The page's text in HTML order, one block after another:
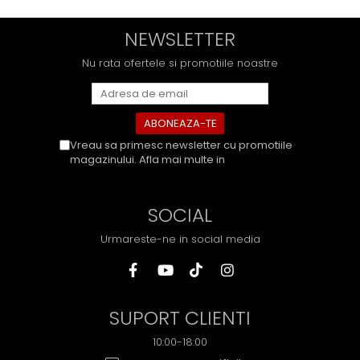
NEWSLETTER
Nu rata ofertele si promotiile noastre
Vreau sa primesc newsletter cu promotiile
magazinului. Afla mai multe in
SOCIAL
Urmareste-ne in social media
SUPORT CLIENTI
10:00-18:00